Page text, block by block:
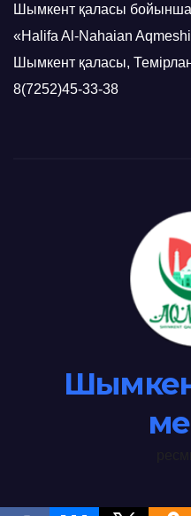
Шымкент қаласы бойынша
«Halifa Al-Nahaian
Шымкент қаласы,
8(7252)45-33-38